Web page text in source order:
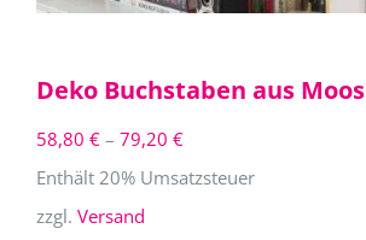
Deko Buchstaben aus Moos
58,80 € – 79,20 €Preisspanne:
58,80 €
Enthält 20% Umsatzsteuer
zzgl. Versand